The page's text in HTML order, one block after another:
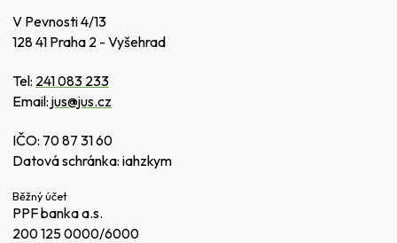
V Pevnosti 4/13
128 41 Praha 2 - Vyšehrad
Tel: 241 083 233
Email: jus@jus.cz
IČO: 70 87 31 60
Datová schránka: iahzkym
Běžný účet
PPF banka a.s.
200 125 0000/6000